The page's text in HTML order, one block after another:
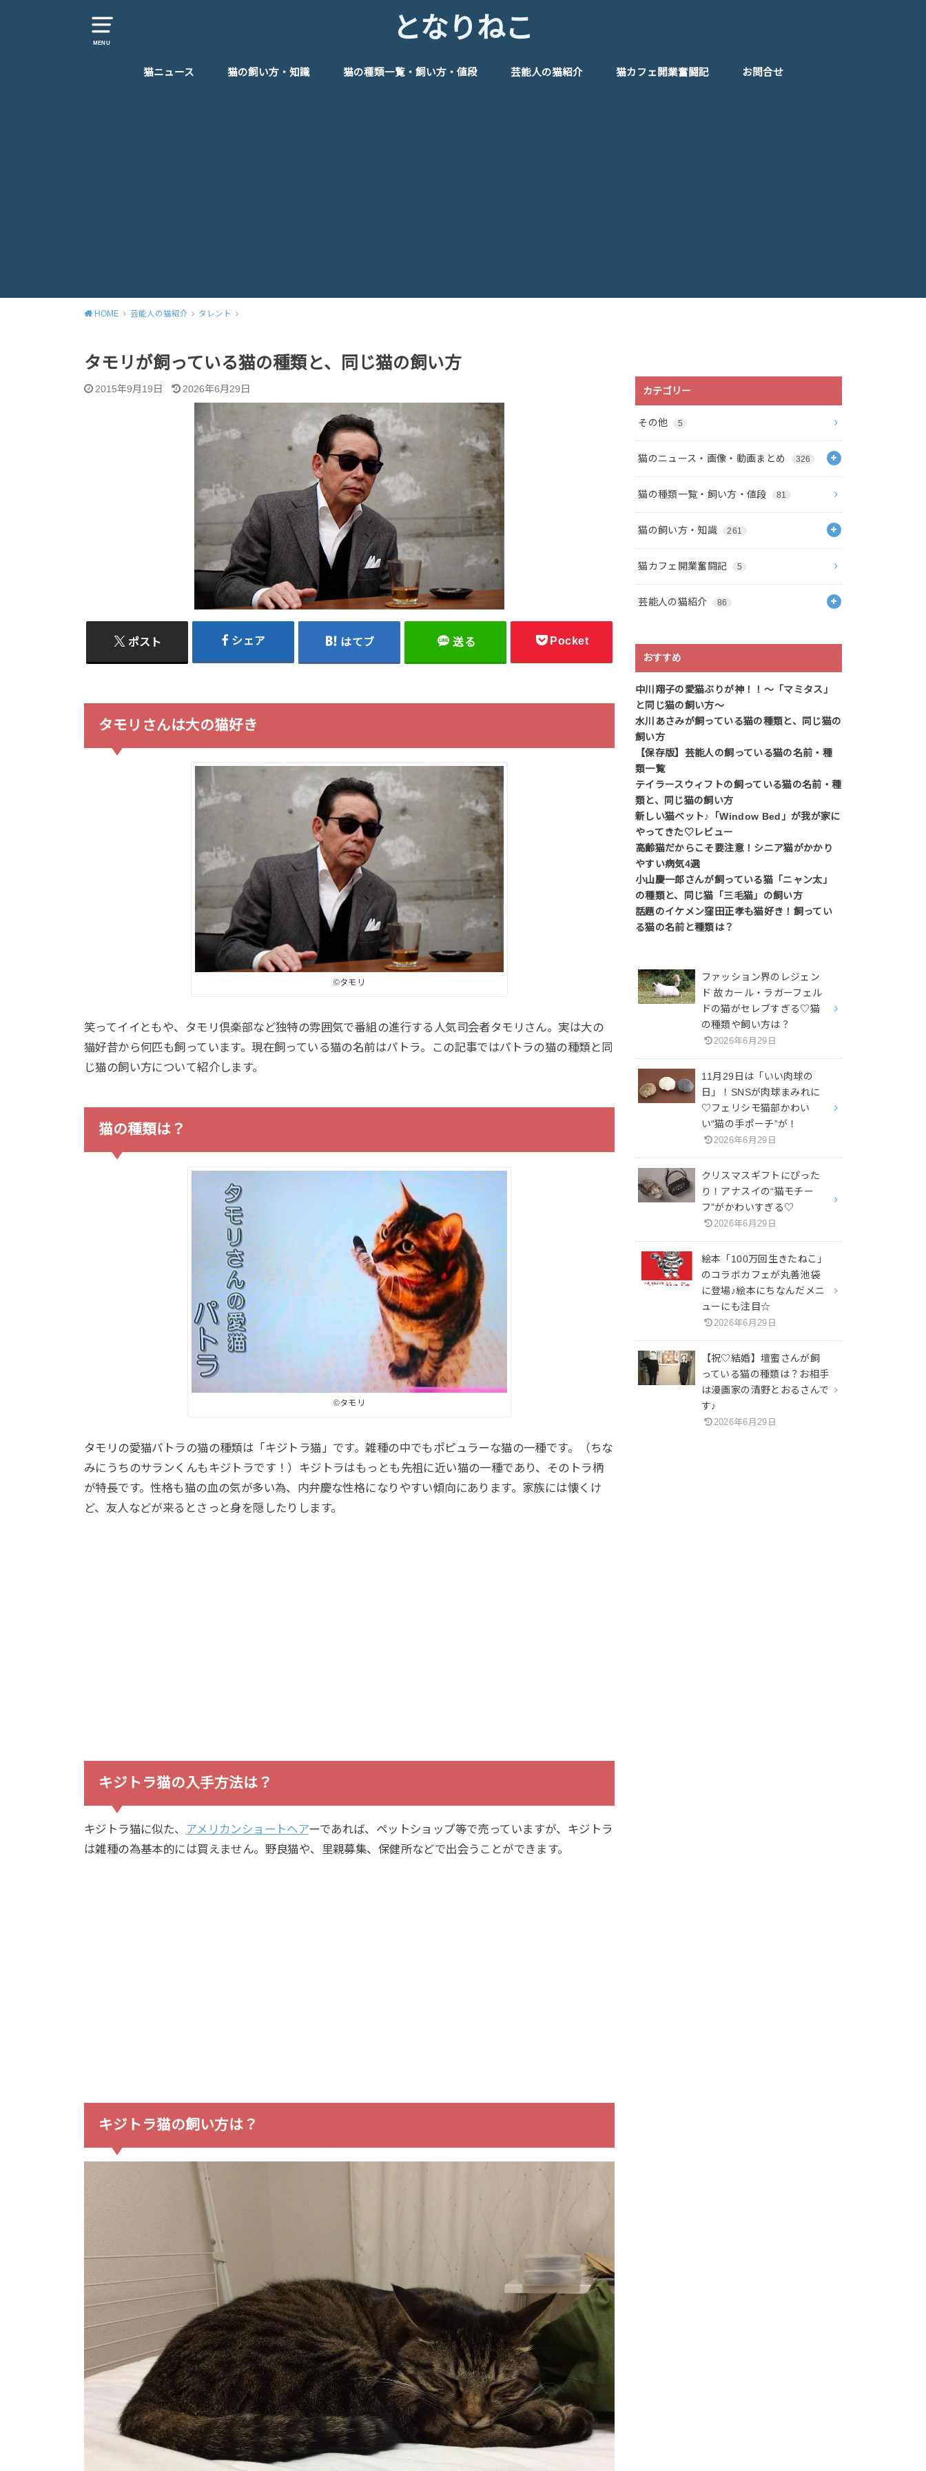
MENU となりねこ
猫ニュース 猫の飼い方・知識 猫の種類一覧・飼い方・値段 芸能人の猫紹介 猫カフェ開業奮闘記 お問合せ
HOME 芸能人の猫紹介 タレント
タモリが飼っている猫の種類と、同じ猫の飼い方
2015年9月19日 2026年6月29日
ポスト シェア はてブ 送る Pocket
タモリさんは大の猫好き
©︎タモリ
笑ってイイともや、タモリ倶楽部など独特の雰囲気で番組の進行する人気司会者タモリさん。実は大の
猫好昔から何匹も飼っています。現在飼っている猫の名前はパトラ。この記事ではパトラの猫の種類と同
じ猫の飼い方について紹介します。
猫の種類は？
©︎タモリ
タモリの愛猫パトラの猫の種類は「キジトラ猫」です。雑種の中でもポピュラーな猫の一種です。（ちな
みにうちのサランくんもキジトラです！）キジトラはもっとも先祖に近い猫の一種であり、そのトラ柄
が特長です。性格も猫の血の気が多い為、内弁慶な性格になりやすい傾向にあります。家族には懐くけ
ど、友人などが来るとさっと身を隠したりします。
キジトラ猫の入手方法は？
キジトラ猫に似た、 アメリカンショートヘアーであれば、ペットショップ等で売っていますが、キジトラ
は雑種の為基本的には買えません。野良猫や、里親募集、保健所などで出会うことができます。
キジトラ猫の飼い方は？
カテゴリー
その他 5
猫のニュース・画像・動画まとめ 326
猫の種類一覧・飼い方・値段 81
猫の飼い方・知識 261
猫カフェ開業奮闘記 5
芸能人の猫紹介 86
おすすめ
中川翔子の愛猫ぶりが神！！〜「マミタス」
と同じ猫の飼い方〜
水川あさみが飼っている猫の種類と、同じ猫の
飼い方
【保存版】芸能人の飼っている猫の名前・種
類一覧
テイラースウィフトの飼っている猫の名前・種
類と、同じ猫の飼い方
新しい猫ベット♪「Window Bed」が我が家に
やってきた♡レビュー
高齢猫だからこそ要注意！シニア猫がかかり
やすい病気4選
小山慶一郎さんが飼っている猫「ニャン太」
の種類と、同じ猫「三毛猫」の飼い方
話題のイケメン窪田正孝も猫好き！飼ってい
る猫の名前と種類は？
ファッション界のレジェン
ド 故カール・ラガーフェル
ドの猫がセレブすぎる♡猫
の種類や飼い方は？
2026年6月29日
11月29日は「いい肉球の
日」！SNSが肉球まみれに
♡フェリシモ猫部かわい
い“猫の手ポーチ”が！
2026年6月29日
クリスマスギフトにぴった
り！アナスイの“猫モチー
フ”がかわいすぎる♡
2026年6月29日
絵本「100万回生きたねこ」
のコラボカフェが丸善池袋
に登場♪絵本にちなんだメニ
ューにも注目☆
2026年6月29日
【祝♡結婚】壇蜜さんが飼
っている猫の種類は？お相手
は漫画家の清野とおるさんで
す♪
2026年6月29日